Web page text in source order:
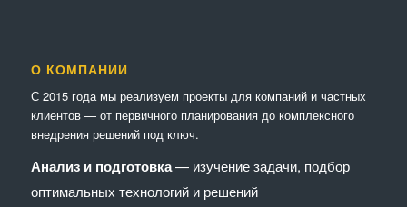
О КОМПАНИИ
С 2015 года мы реализуем проекты для компаний и частных
клиентов — от первичного планирования до комплексного
внедрения решений под ключ.
Анализ и подготовка— изучение задачи, подбор
оптимальных технологий и решений